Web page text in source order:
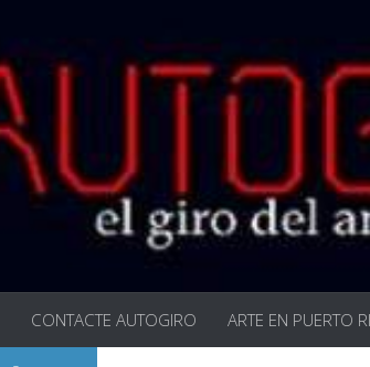
CONTACTE AUTOGIRO ARTE EN PUERTO